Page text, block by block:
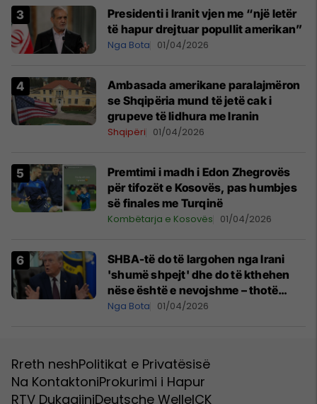
Presidenti i Iranit vjen me “një letër
të hapur drejtuar popullit amerikan”
Nga Bota 01/04/2026
Ambasada amerikane paralajmëron
se Shqipëria mund të jetë cak i
grupeve të lidhura me Iranin
Shqipëri 01/04/2026
Premtimi i madh i Edon Zhegrovës
për tifozët e Kosovës, pas humbjes
së finales me Turqinë
Kombëtarja e Kosovës 01/04/2026
SHBA-të do të largohen nga Irani
'shumë shpejt' dhe do të kthehen
nëse është e nevojshme – thotë
Trump
Nga Bota 01/04/2026
Rreth neshPolitikat e Privatësisë
Na KontaktoniProkurimi i Hapur
RTV DukagjiniDeutsche WelleICK